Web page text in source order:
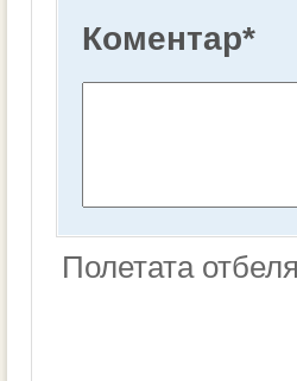
Коментар*
Полетата